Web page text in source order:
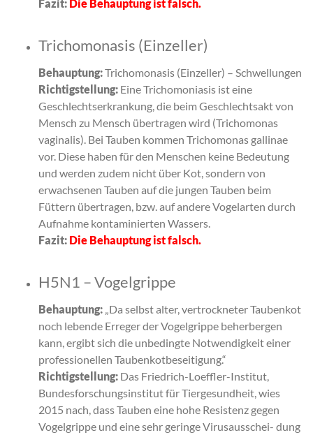
Fazit: Die Behauptung ist falsch.
Trichomonasis (Einzeller)
Behauptung:Trichomonasis (Einzeller) – Schwellungen
Richtigstellung: Eine Trichomoniasis ist eine
Geschlechtserkrankung, die beim Geschlechtsakt von
Mensch zu Mensch übertragen wird (Trichomonas
vaginalis). Bei Tauben kommen Trichomonas gallinae
vor. Diese haben für den Menschen keine Bedeutung
und werden zudem nicht über Kot, sondern von
erwachsenen Tauben auf die jungen Tauben beim
Füttern übertragen, bzw. auf andere Vogelarten durch
Aufnahme kontaminierten Wassers.
Fazit: Die Behauptung ist falsch.
H5N1 – Vogelgrippe
Behauptung: „Da selbst alter, vertrockneter Taubenkot
noch lebende Erreger der Vogelgrippe beherbergen
kann, ergibt sich die unbedingte Notwendigkeit einer
professionellen Taubenkotbeseitigung.“
Richtigstellung: Das Friedrich-Loeffler-Institut,
Bundesforschungsinstitut für Tiergesundheit, wies
2015 nach, dass Tauben eine hohe Resistenz gegen
Vogelgrippe und eine sehr geringe Virusausschei- dung